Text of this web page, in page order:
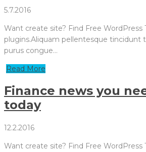
5.7.2016
Want create site? Find Free WordPress
plugins.Aliquam pellentesque tincidunt
purus congue…
Read More
Finance news you
today
12.2.2016
Want create site? Find Free WordPress